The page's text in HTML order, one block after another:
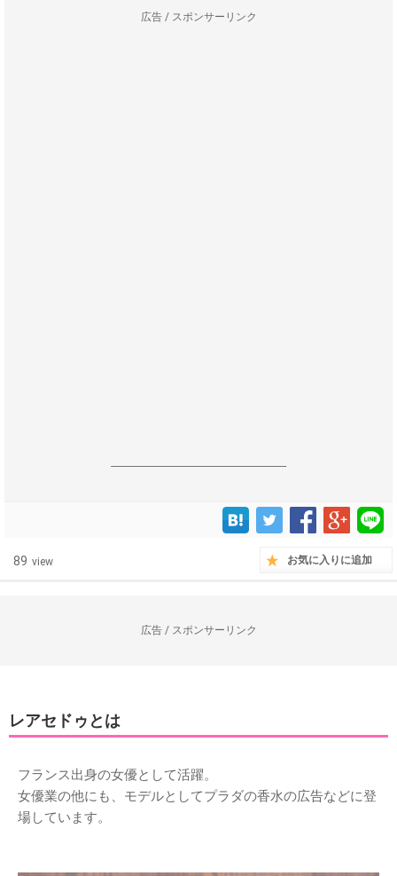
広告 / スポンサーリンク
------------------------------------------------------------------
89 view お気に入りに追加
広告 / スポンサーリンク
レアセドゥとは
フランス出身の女優として活躍。
女優業の他にも、モデルとしてプラダの香水の広告などに登
場しています。